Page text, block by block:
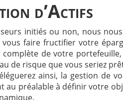
d’Actifs
initiés ou non, nous
faire fructifier votre
complète de votre
de risque que vous seriez
ainsi, la gestion de
au préalable à définir votre